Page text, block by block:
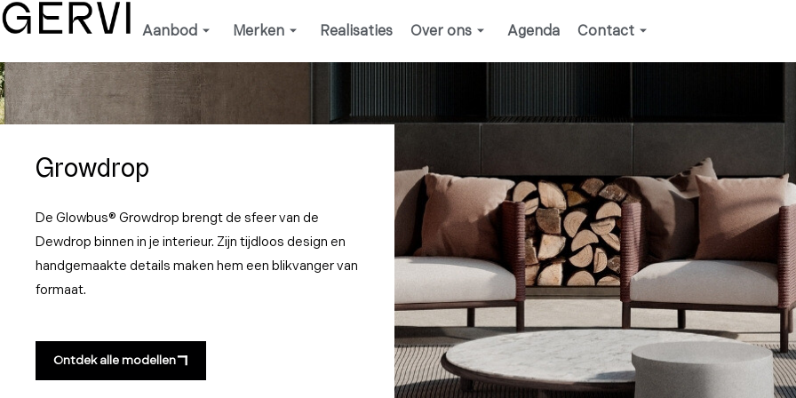
Ga
naar
de
inhoud
Aanbod Merken Realisaties Over ons Agenda Contact
Growdrop
De Glowbus® Growdrop brengt de sfeer van de
Dewdrop binnen in je interieur. Zijn tijdloos design en
handgemaakte details maken hem een blikvanger van
formaat.
Ontdek alle modellen